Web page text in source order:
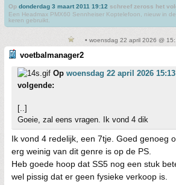
Op donderdag 3 maart 2011 19:12 schreef zeross het
Een Headmax PMX60 Sennheiser Koptelefoon, nieuw in
keren gebruikt.
• woensdag 22 april 2026 @
voetbalmanager2
Op woensdag 22 april 2026 15:13
volgende:
[..]
Goeie, zal eens vragen. Ik vond 4 dik
Ik vond 4 redelijk, een 7tje. Goed genoeg
erg weinig van dit genre is op de PS.
Heb goede hoop dat SS5 nog een stuk
wel pissig dat er geen fysieke verkoop is.